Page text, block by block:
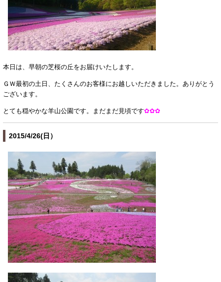
本日は、早朝の芝桜の丘をお届けいたします。
ＧＷ最初の土日、たくさんのお客様にお越しいただきました。ありがとう
ございます。
とても穏やかな羊山公園です。まだまだ見頃です✿✿✿
2015/4/26(日）